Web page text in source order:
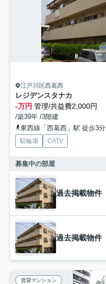
江戸川区西葛西
レジデンスタナカ
-万円 管理/共益費2,000円
/築39年 /3階建
東西線「西葛西」駅 徒歩3分
駐輪場 CATV
募集中の部屋
過去掲載物件
過去掲載物件
賃貸マンション